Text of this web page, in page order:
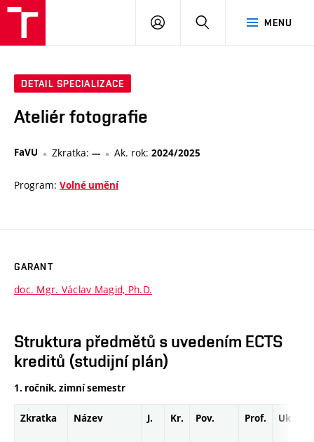
MENU
PŘIHLÁSIT
DETAIL SPECIALIZACE
Ateliér fotografie
FaVU Zkratka: --- Ak. rok: 2024/2025
Program: Volné umění
GARANT
doc. Mgr. Václav Magid, Ph.D.
Struktura předmětů s uvedením ECTS
kreditů (studijní plán)
1. ročník, zimní semestr
Zkratka Název J. Kr. Pov. Prof. Uk.